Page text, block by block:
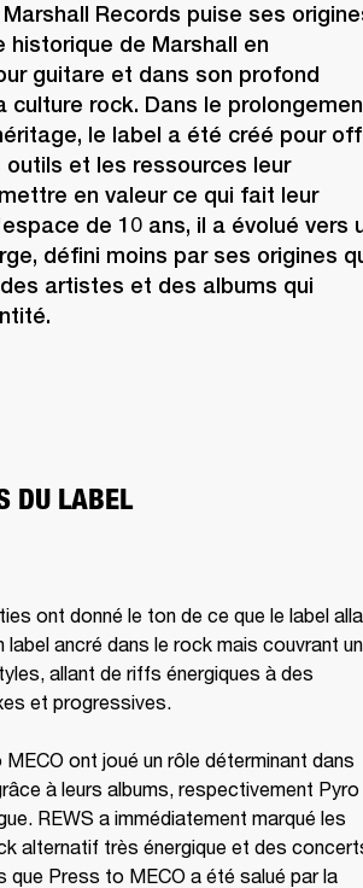
Marshall Records puise ses
historique de Marshall en
guitare et dans son profond
culture rock. Dans le
le label a été créé pour
et les ressources leur
en valeur ce qui fait leur
de 10 ans, il a évolué vers
défini moins par ses origines
artistes et des albums qui
DU LABEL
ont donné le ton de ce que le label
label ancré dans le rock mais couvrant un
allant de riffs énergiques à des
et progressives.
ont joué un rôle déterminant dans
à leurs albums, respectivement
REWS a immédiatement marqué les
alternatif très énergique et des
que Press to MECO a été salué par la